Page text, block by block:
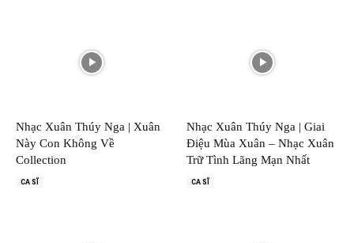
Nhạc Xuân Thúy Nga | Xuân
Này Con Không Về
Collection
CA SĨ
Nhạc Xuân Thúy Nga | Giai
Điệu Mùa Xuân – Nhạc Xuân
Trữ Tình Lãng Mạn Nhất
CA SĨ